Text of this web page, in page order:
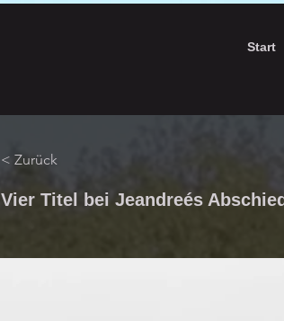
Start
< Zurück
Vier Titel bei Jeandreés Abschied